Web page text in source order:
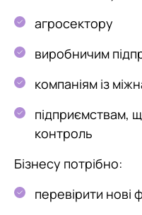
агросектору
виробничим
компаніям із
підприємствам,
контроль
Бізнесу потрібно:
перевірити нові